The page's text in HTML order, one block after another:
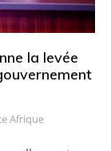
la levée
Afrique